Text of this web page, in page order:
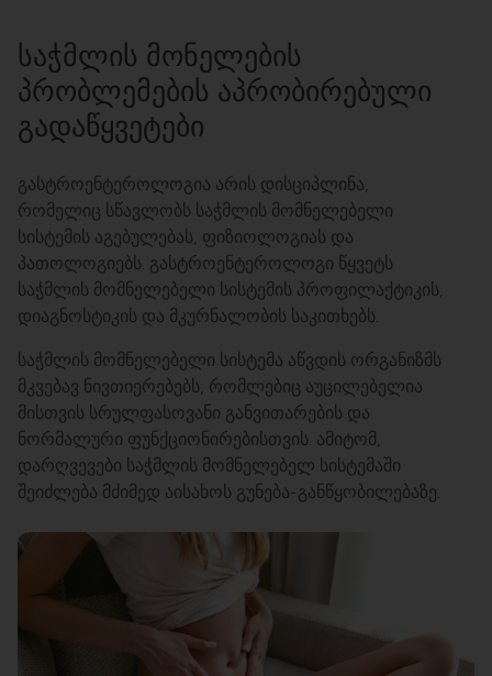
საჭმლის მონელების
პრობლემების აპრობირებული
გადაწყვეტები
გასტროენტეროლოგია არის დისციპლინა,
რომელიც სწავლობს საჭმლის მომნელებელი
სისტემის აგებულებას, ფიზიოლოგიას და
პათოლოგიებს. გასტროენტეროლოგი წყვეტს
საჭმლის მომნელებელი სისტემის პროფილაქტიკის,
დიაგნოსტიკის და მკურნალობის საკითხებს.
საჭმლის მომნელებელი სისტემა აწვდის ორგანიზმს
მკვებავ ნივთიერებებს, რომლებიც აუცილებელია
მისთვის სრულფასოვანი განვითარების და
ნორმალური ფუნქციონირებისთვის. ამიტომ,
დარღვევები საჭმლის მომნელებელ სისტემაში
შეიძლება მძიმედ აისახოს გუნება-განწყობილებაზე.